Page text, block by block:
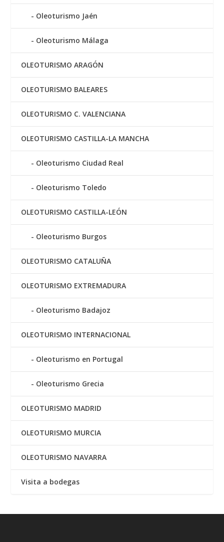
Oleoturismo Jaén
Oleoturismo Málaga
OLEOTURISMO ARAGÓN
OLEOTURISMO BALEARES
OLEOTURISMO C. VALENCIANA
OLEOTURISMO CASTILLA-LA MANCHA
Oleoturismo Ciudad Real
Oleoturismo Toledo
OLEOTURISMO CASTILLA-LEÓN
Oleoturismo Burgos
OLEOTURISMO CATALUÑA
OLEOTURISMO EXTREMADURA
Oleoturismo Badajoz
OLEOTURISMO INTERNACIONAL
Oleoturismo en Portugal
Oleoturismo Grecia
OLEOTURISMO MADRID
OLEOTURISMO MURCIA
OLEOTURISMO NAVARRA
Visita a bodegas